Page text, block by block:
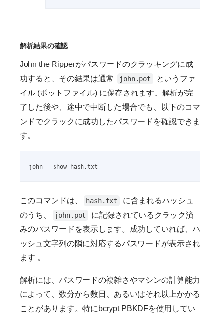
解析結果の確認
John the Ripperがパスワードのクラッキングに成
功すると、その結果は通常
john.pot
というファ
イル (ポットファイル) に保存されます。解析が完
了した後や、途中で中断した場合でも、以下のコマ
ンドでクラックに成功したパスワードを確認できま
す。
john --show hash.txt
このコマンドは、 hash.txt
に含まれるハッシュ
のうち、
john.pot
に記録されているクラック済
みのパスワードを表示します。成功していれば、ハ
ッシュ文字列の隣に対応するパスワードが表示され
ます 。
解析には、パスワードの複雑さやマシンの計算能力
によって、数分から数日、あるいはそれ以上かかる
ことがあります。特にbcrypt PBKDFを使用してい